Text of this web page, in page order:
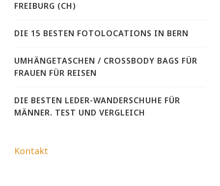
FREIBURG (CH)
DIE 15 BESTEN FOTOLOCATIONS IN BERN
UMHÄNGETASCHEN / CROSSBODY BAGS FÜR
FRAUEN FÜR REISEN
DIE BESTEN LEDER-WANDERSCHUHE FÜR
MÄNNER. TEST UND VERGLEICH
Kontakt